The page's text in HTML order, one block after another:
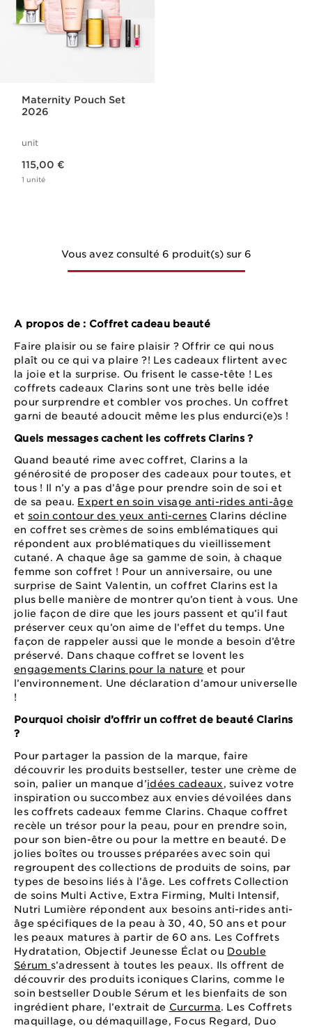
Maternity Pouch Set
2026
unit
115,00 €
1 unité
Vous avez consulté 6 produit(s) sur 6
A propos de : Coffret cadeau beauté
Faire plaisir ou se faire plaisir ? Offrir ce qui nous
plaît ou ce qui va plaire ?! Les cadeaux flirtent avec
la joie et la surprise. Ou frisent le casse-tête ! Les
coffrets cadeaux Clarins sont une très belle idée
pour surprendre et combler vos proches. Un coffret
garni de beauté adoucit même les plus endurci(e)s !
Quels messages cachent les coffrets Clarins ?
Quand beauté rime avec coffret, Clarins a la
générosité de proposer des cadeaux pour toutes, et
tous ! Il n’y a pas d’âge pour prendre soin de soi et
de sa peau. Expert en soin visage anti-rides anti-âge
et soin contour des yeux anti-cernes Clarins décline
en coffret ses crèmes de soins emblématiques qui
répondent aux problématiques du vieillissement
cutané. A chaque âge sa gamme de soin, à chaque
femme son coffret ! Pour un anniversaire, ou une
surprise de Saint Valentin, un coffret Clarins est la
plus belle manière de montrer qu’on tient à vous. Une
jolie façon de dire que les jours passent et qu’il faut
préserver ceux qu’on aime de l’effet du temps. Une
façon de rappeler aussi que le monde a besoin d’être
préservé. Dans chaque coffret se lovent les
engagements Clarins pour la nature et pour
l’environnement. Une déclaration d’amour universelle
!
Pourquoi choisir d’offrir un coffret de beauté Clarins
?
Pour partager la passion de la marque, faire
découvrir les produits bestseller, tester une crème de
soin, palier un manque d’idées cadeaux, suivez votre
inspiration ou succombez aux envies dévoilées dans
les coffrets cadeaux femme Clarins. Chaque coffret
recèle un trésor pour la peau, pour en prendre soin,
pour son bien-être ou pour la mettre en beauté. De
jolies boîtes ou trousses préparées avec soin qui
regroupent des collections de produits de soins, par
types de besoins liés à l’âge. Les coffrets Collection
de soins Multi Active, Extra Firming, Multi Intensif,
Nutri Lumière répondent aux besoins anti-rides anti-
âge spécifiques de la peau à 30, 40, 50 ans et pour
les peaux matures à partir de 60 ans. Les Coffrets
Hydratation, Objectif Jeunesse Éclat ou Double
Sérum s’adressent à toutes les peaux. Ils offrent de
découvrir des produits iconiques Clarins, comme le
soin bestseller Double Sérum et les bienfaits de son
ingrédient phare, l’extrait de Curcurma. Les Coffrets
maquillage, ou démaquillage, Focus Regard, Duo